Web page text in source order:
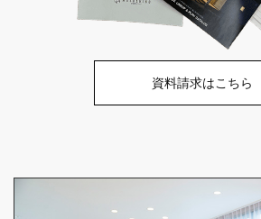
資料請求はこちら